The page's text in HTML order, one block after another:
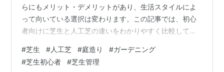
らにもメリット・デメリットがあり、生活スタイルによ
って向いている選択は変わります。この記事では、初心
者向けに芝生と人工芝の違いをわかりやすく比較してい
のメリットから紹介します。 ① 自然の見た目が美しい
天然芝最大の魅力は、やはり自然な景観です。季節によ
#芝生 #人工芝 #庭造り #ガーデニング
#芝生初心者 #芝生管理